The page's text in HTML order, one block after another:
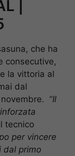
|
che ha
consecutive,
la vittoria al
dal
novembre. “Il
tecnico
per vincere
dal primo